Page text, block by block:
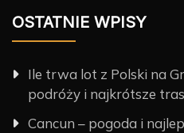
OSTATNIE WPISY
Ile trwa lot z Polski na
podróży i najkrótsze
Cancun – pogoda i